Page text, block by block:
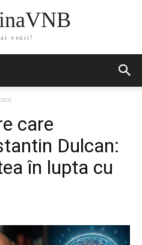
venit!
care
Dulcan:
în lupta cu